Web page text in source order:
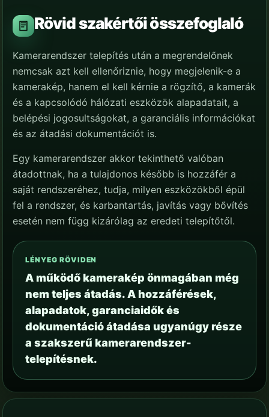
Rövid szakértői összefoglaló
Kamerarendszer telepítés után a megrendelőnek
nemcsak azt kell ellenőriznie, hogy megjelenik-e a
kamerakép, hanem el kell kérnie a rögzítő, a kamerák
és a kapcsolódó hálózati eszközök alapadatait, a
belépési jogosultságokat, a garanciális információkat
és az átadási dokumentációt is.
Egy kamerarendszer akkor tekinthető valóban
átadottnak, ha a tulajdonos később is hozzáfér a
saját rendszeréhez, tudja, milyen eszközökből épül
fel a rendszer, és karbantartás, javítás vagy bővítés
esetén nem függ kizárólag az eredeti telepítőtől.
LÉNYEG RÖVIDEN
A működő kamerakép önmagában még
nem teljes átadás. A hozzáférések,
alapadatok, garanciaidők és
dokumentáció átadása ugyanúgy része
a szakszerű kamerarendszer-
telepítésnek.